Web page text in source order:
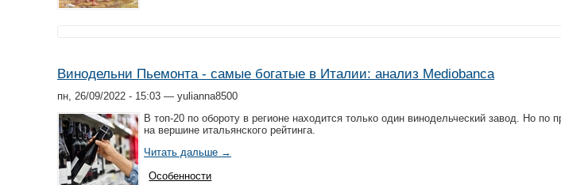
Винодельни Пьемонта - самые богатые в Италии: анализ Mediobanca
пн, 26/09/2022 - 15:03 — yulianna8500
В топ-20 по обороту в регионе находится только один винодельческий завод. Но по
на вершине итальянского рейтинга.
Читать дальше →
Особенности